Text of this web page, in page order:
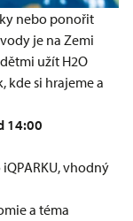
nebo ponořit
je na Zemi
užít H2O
kde si hrajeme a
14:00
vhodný
a téma